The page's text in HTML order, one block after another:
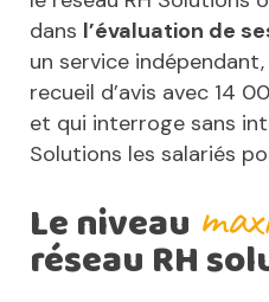
dans l’évaluation de
un service
recueil d’avis avec 14
et qui interroge sans
Solutions les salariés
Le niveau
réseau RH